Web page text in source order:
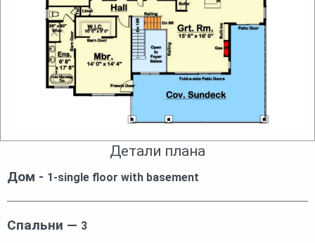
Детали плана
Дом - 1-single floor with basement
Спальни — 3